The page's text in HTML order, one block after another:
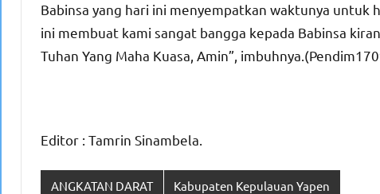
Babinsa yang hari ini menyempatkan waktunya
ini membuat kami sangat bangga kepada Babinsa
Tuhan Yang Maha Kuasa, Amin”,
Editor : Tamrin Sinambela.
ANGKATAN DARAT Kabupaten Kepulauan Yapen